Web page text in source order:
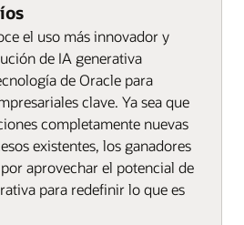
el uso más innovador y
de IA generativa
de Oracle para
clave. Ya sea que
completamente nuevas
existentes, los ganadores
aprovechar el potencial de
para redefinir lo que es